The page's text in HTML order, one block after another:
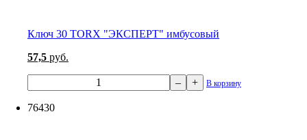
Ключ 30 TORX "ЭКСПЕРТ" имбусовый
57,5 руб.
– + В корзину
76430